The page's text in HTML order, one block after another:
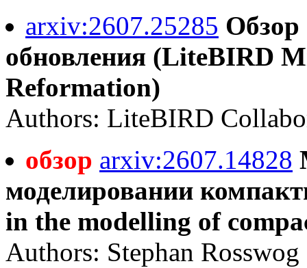
arxiv:2607.25285 Обзор
обновления (LiteBIRD
Reformation)
Authors: LiteBIRD
обзор arxiv:2607.14828
моделировании
in the modelling of
Authors: Stephan Rosswog